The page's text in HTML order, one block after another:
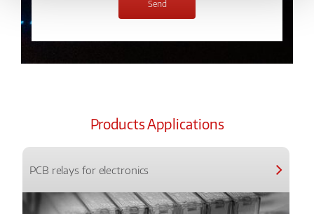
Products Applications
PCB relays for electronics